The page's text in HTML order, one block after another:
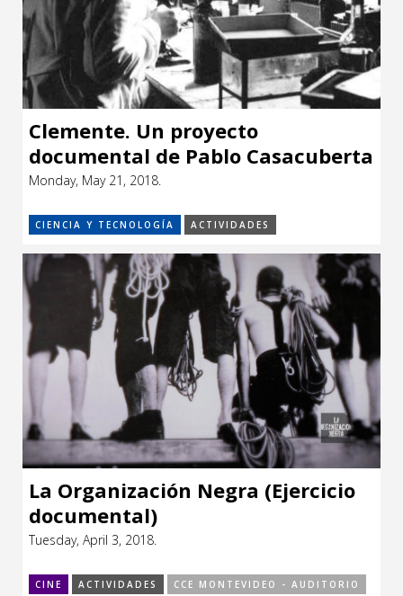
Clemente. Un proyecto
documental de Pablo Casacuberta
Monday, May 21, 2018.
CIENCIA Y TECNOLOGÍA ACTIVIDADES
La Organización Negra (Ejercicio
documental)
Tuesday, April 3, 2018.
CINE ACTIVIDADES CCE MONTEVIDEO - AUDITORIO